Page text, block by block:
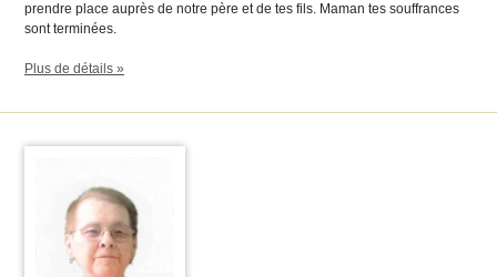
prendre place auprès de notre père et de tes fils. Maman tes souffrances
sont terminées.
Plus de détails »